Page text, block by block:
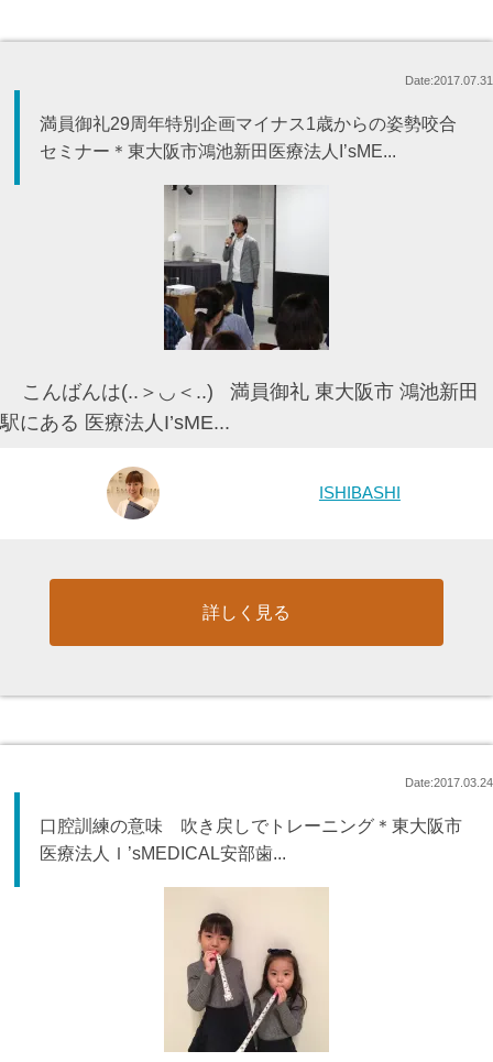
Date:2017.07.31
満員御礼29周年特別企画マイナス1歳からの姿勢咬合
セミナー＊東大阪市鴻池新田医療法人I’sME...
こんばんは(..＞◡＜..) 満員御礼 東大阪市 鴻池新田
駅にある 医療法人I’sME...
ISHIBASHI
詳しく見る
Date:2017.03.24
口腔訓練の意味 吹き戻しでトレーニング＊東大阪市
医療法人Ｉ’sMEDICAL安部歯...